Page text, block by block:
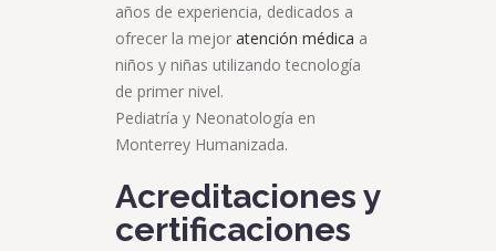
años de experiencia, dedicados a
ofrecer la mejor atención médica a
niños y niñas utilizando tecnología
de primer nivel.
Pediatría y Neonatología en
Monterrey Humanizada.
Acreditaciones y
certificaciones